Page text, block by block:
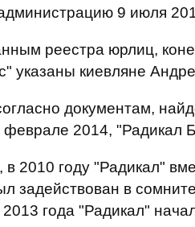
9 июля
реестра юрлиц,
указаны киевляне
документам,
феврале 2014, "Радикал
в 2010 году "Радикал"
задействован в
года "Радикал"